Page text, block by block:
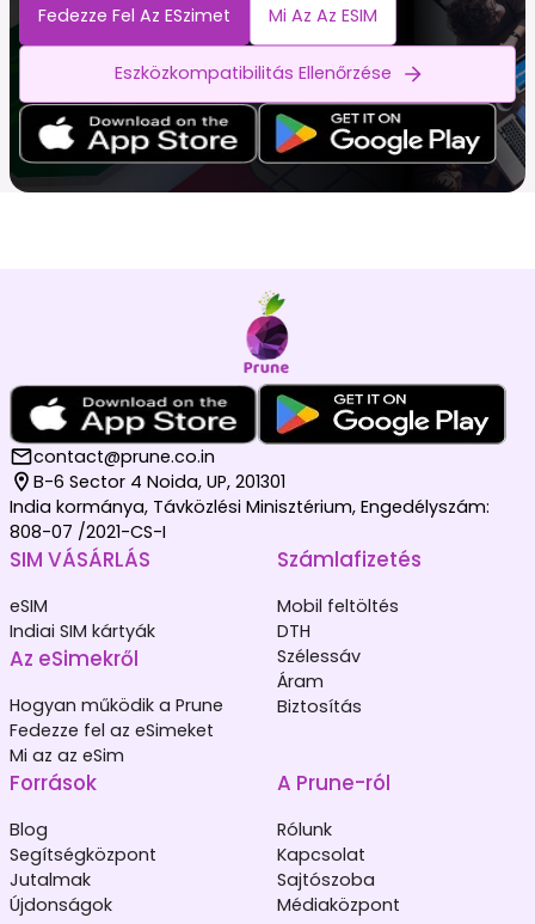
Fedezze Fel Az ESzimet Mi Az Az ESIM
Eszközkompatibilitás Ellenőrzése
contact@prune.co.in
B-6 Sector 4 Noida, UP, 201301
India kormánya, Távközlési Minisztérium, Engedélyszám:
808-07 /2021-CS-I
SIM VÁSÁRLÁS
eSIM
Indiai SIM kártyák
Az eSimekről
Hogyan működik a Prune
Fedezze fel az eSimeket
Mi az az eSim
Számlafizetés
Mobil feltöltés
DTH
Szélessáv
Áram
Biztosítás
Források
Blog
Segítségközpont
Jutalmak
Újdonságok
A Prune-ról
Rólunk
Kapcsolat
Sajtószoba
Médiaközpont